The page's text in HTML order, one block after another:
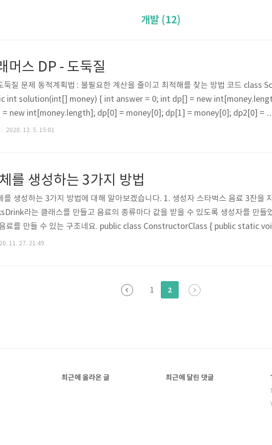
개발 (12)
머스 DP - 도둑질
둑질 문제 동적계획법 : 불필요한 계산을 줄이고 최적해를 찾는 방법 코드 class
int solution(int[] money) { int answer = 0; int dp[] = new int[money.lengt
= new int[money.length]; dp[0] = money[0]; dp[1] = money[0]; dp2[0] =
for (int i = 2; i 첫번째 집의 돈) dp[1] (첫번째 집을 도둑질 했기 때문에 2
2020. 12. 5. 15:01
를 생성하는 3가지 방법
를 생성하는 3가지 방법에 대해 알아보겠습니다. 1. 생성자 스타벅스 음료 3잔을
라는 클래스를 만들고 음료의 종류마다 값을 받을 수 있도록 생성자를 만들
료를 만들 수 있는 구조네요. public class ConstructorClass { public static
drink1 = new StarbucksDrink(2, true); //투샷, 아이스 StarbucksDrink
11. 27. 21:49
1 2
최근에 올라온 글 최근에 달린 댓글